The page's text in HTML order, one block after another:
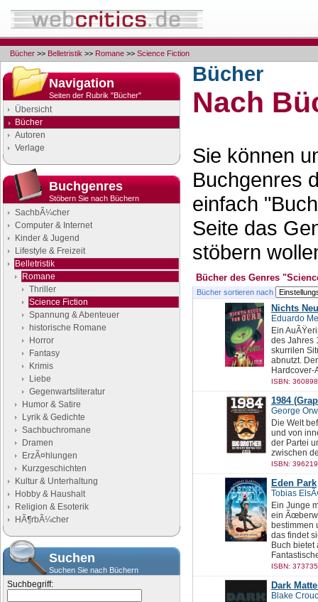
Bücher >> Belletristik >> Romane >> Science Fiction
Navigation
Seiten der Rubrik "Bücher"
Übersicht
Bücher
Autoren
Verlage
Buchgenres
Stöbern Sie nach Büchern
SachbÃ¼cher
Computer & Internet
Kinder & Jugend
Lifestyle & Freizeit
Belletristik
Romane
Thriller
Science Fiction
Spannung & Abenteuer
historische Romane
Horror
Fantasy
Krimis
Liebe
Gegenwartsliteratur
Humor & Satire
Lyrik & Gedichte
Sachbuchromane
Dramen
ErzÃ¤hlungen
Kurzgeschichten
Kultur & Unterhaltung
Hobby & Haushalt
Religion & Esoterik
HÃ¶rbÃ¼cher
Suchen
Suchen Sie nach Büchern
Suchbegriff:
Bücher
Nach
Sie können
Buchgenres
einfach
Seite das
stöbern
Bücher des Genres
Bücher sortieren nach
Nichts
Eduardo
Ein
des Jahres
skurrilen
abnutzt.
Hardcover-
ISBN:
1984
George
Die Welt
und von
der Partei
zwischen
ISBN:
Eden Park
Tobias
Ein Junge
ein
bestimmen
das findet
Buch
ISBN:
Dark
Blake